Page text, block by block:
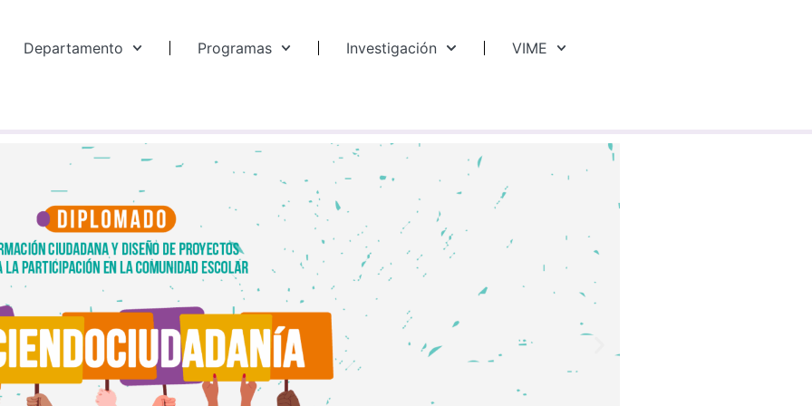
Departamento Programas Investigación VIME